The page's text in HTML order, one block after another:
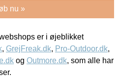
nu »
er i øjeblikket
, GrejFreak.dk, Pro-Outdoor.dk,
og Outmore.dk, som alle har